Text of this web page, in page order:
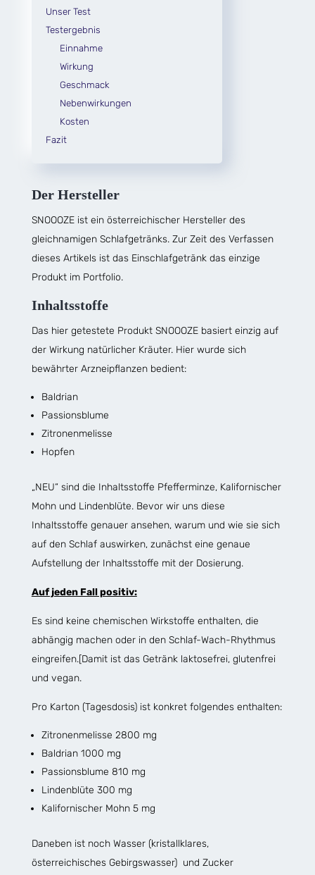
Unser Test
Testergebnis
Einnahme
Wirkung
Geschmack
Nebenwirkungen
Kosten
Fazit
Der Hersteller
SNOOOZE ist ein österreichischer Hersteller des
gleichnamigen Schlafgetränks. Zur Zeit des Verfassen
dieses Artikels ist das Einschlafgetränk das einzige
Produkt im Portfolio.
Inhaltsstoffe
Das hier getestete Produkt SNOOOZE basiert einzig auf
der Wirkung natürlicher Kräuter. Hier wurde sich
bewährter Arzneipflanzen bedient:
Baldrian
Passionsblume
Zitronenmelisse
Hopfen
„NEU“ sind die Inhaltsstoffe Pfefferminze, Kalifornischer
Mohn und Lindenblüte. Bevor wir uns diese
Inhaltsstoffe genauer ansehen, warum und wie sie sich
auf den Schlaf auswirken, zunächst eine genaue
Aufstellung der Inhaltsstoffe mit der Dosierung.
Auf jeden Fall positiv:
Es sind keine chemischen Wirkstoffe enthalten, die
abhängig machen oder in den Schlaf-Wach-Rhythmus
eingreifen.[Damit ist das Getränk laktosefrei, glutenfrei
und vegan.
Pro Karton (Tagesdosis) ist konkret folgendes enthalten:
Zitronenmelisse 2800 mg
Baldrian 1000 mg
Passionsblume 810 mg
Lindenblüte 300 mg
Kalifornischer Mohn 5 mg
Daneben ist noch Wasser (kristallklares,
österreichisches Gebirgswasser) und Zucker